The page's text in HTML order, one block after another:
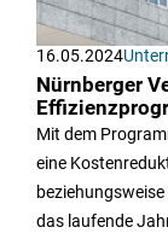
16.05.2024
Nürnberger
Mit dem
eine
das laufende